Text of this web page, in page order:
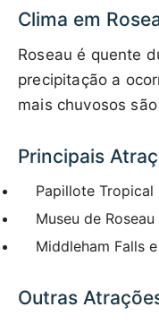
Clima em
Roseau é quente
precipitação a
mais chuvosos
Principais
Papillote Tropical
Museu de Roseau
Middleham Falls
Outras